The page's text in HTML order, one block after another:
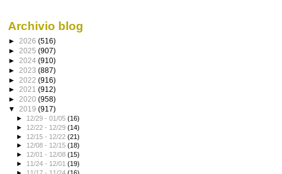
Archivio blog
► 2026 (516)
► 2025 (907)
► 2024 (910)
► 2023 (887)
► 2022 (916)
► 2021 (912)
► 2020 (958)
▼ 2019 (917)
► 12/29 - 01/05(16)
► 12/22 - 12/29(14)
► 12/15 - 12/22(21)
► 12/08 - 12/15(18)
► 12/01 - 12/08(15)
► 11/24 - 12/01(19)